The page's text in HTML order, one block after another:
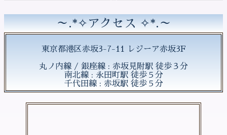
～.*✧アクセス ✧*.～
東京都港区赤坂3-7-11 レジーア赤坂3F
丸ノ内線 / 銀座線 : 赤坂見附駅 徒歩３分
南北線 : 永田町駅 徒歩５分
千代田線 : 赤坂駅 徒歩５分